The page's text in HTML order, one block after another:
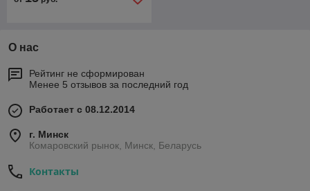
О нас
Рейтинг не сформирован
Менее 5 отзывов за последний год
Работает с 08.12.2014
г. Минск
Комаровский рынок, Минск, Беларусь
Контакты